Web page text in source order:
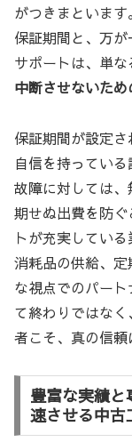
がつきまといま
保証期間と、万
サポートは、単な
中断させないため
保証期間が設定
自信を持ってい
故障に対しては
期せぬ出費を防
トが充実してい
消耗品の供給、
な視点でのパー
て終わりではな
者こそ、真の信頼
豊富な実績
速させる中古